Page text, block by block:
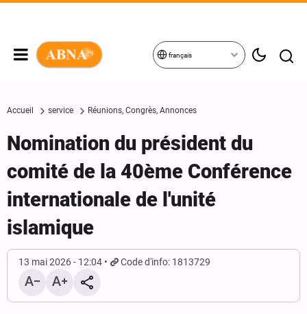
français
Accueil service Réunions, Congrès, Annonces
Nomination du président du
comité de la 40ème Conférence
internationale de l'unité
islamique
13 mai 2026 - 12:04 Code d'info: 1813729